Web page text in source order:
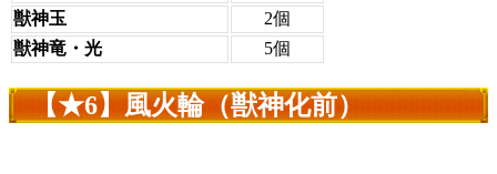
獣神玉
2個
獣神竜・光
5個
【★6】風火輪（獣神化前）